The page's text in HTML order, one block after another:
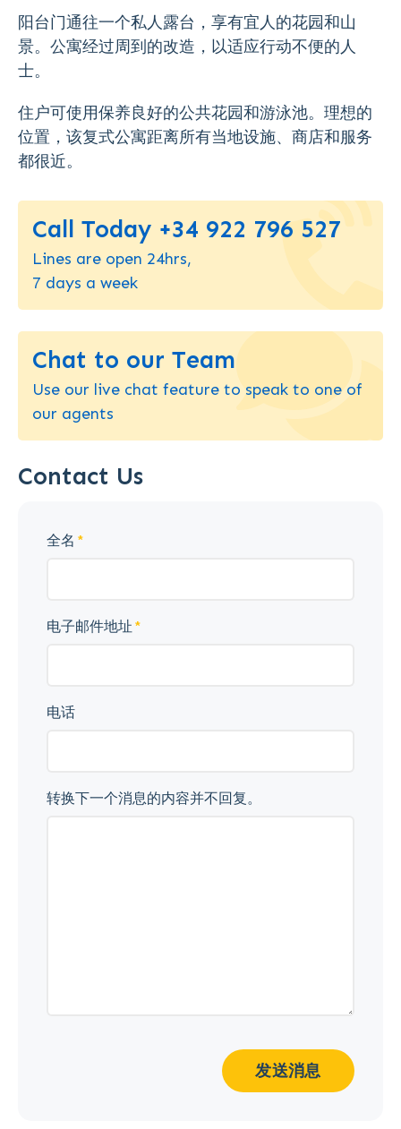
阳台门通往一个私人露台，享有宜人的花园和山
景。公寓经过周到的改造，以适应行动不便的人
士。
住户可使用保养良好的公共花园和游泳池。理想的
位置，该复式公寓距离所有当地设施、商店和服务
都很近。
Call Today +34 922 796 527
Lines are open 24hrs,
7 days a week
Chat to our Team
Use our live chat feature to speak to one of
our agents
Contact Us
全名
电子邮件地址
电话
转换下一个消息的内容并不回复。
发送消息